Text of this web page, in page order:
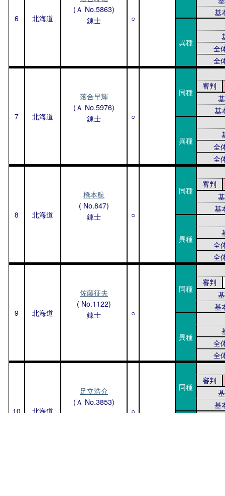
6 北海道
(Ａ No.5863)
錬士
○
基
異種
全
全
7 北海道
落合早輝
(Ａ No.5976)
錬士
○
同種
審判
基
異種
全
全
8 北海道
橋本航
( No.847)
錬士
○
同種
審判
基
異種
全
全
9 北海道
佐藤征夫
( No.1122)
錬士
○
同種
審判
基
異種
全
全
10 北海道
足立浩介
(Ａ No.3853)
○
同種
審判
基